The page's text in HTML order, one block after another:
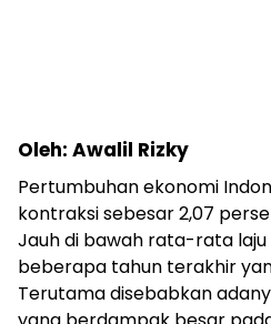
Oleh: Awalil Rizky
Pertumbuhan ekonomi
kontraksi sebesar 2,07
Jauh di bawah rata-rata
beberapa tahun terakhir
Terutama disebabkan